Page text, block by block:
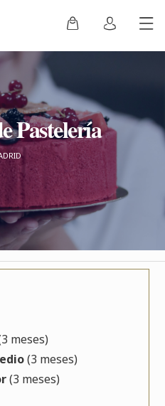
Pastelería
meses)
(3 meses)
(3 meses)